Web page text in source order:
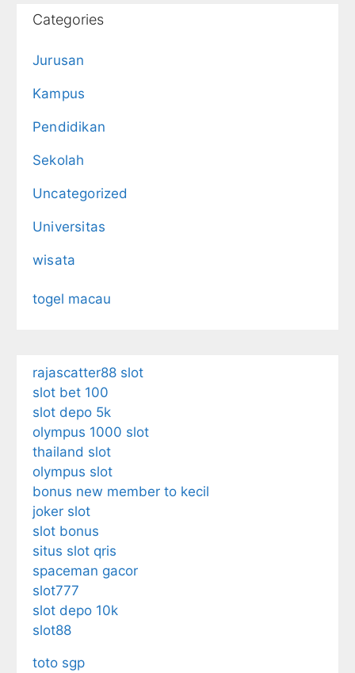
Categories
Jurusan
Kampus
Pendidikan
Sekolah
Uncategorized
Universitas
wisata
togel macau
rajascatter88 slot
slot bet 100
slot depo 5k
olympus 1000 slot
thailand slot
olympus slot
bonus new member to kecil
joker slot
slot bonus
situs slot qris
spaceman gacor
slot777
slot depo 10k
slot88
toto sgp